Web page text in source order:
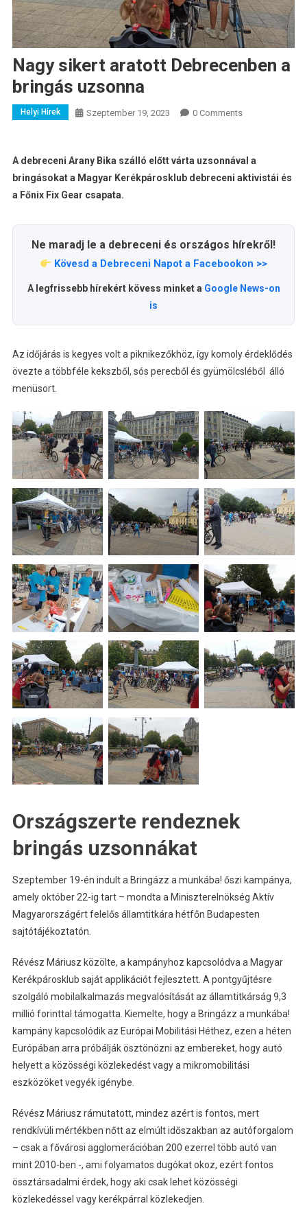
Nagy sikert aratott Debrecenben a
bringás uzsonna
Helyi Hírek Szeptember 19, 2023 0 Comments
A debreceni Arany Bika szálló előtt várta uzsonnával a
bringásokat a Magyar Kerékpárosklub debreceni aktivistái és
a Főnix Fix Gear csapata.
Ne maradj le a debreceni és országos hírekről!
Kövesd a Debreceni Napot a Facebookon >>
A legfrissebb hírekért kövess minket a Google News-on
is
Az időjárás is kegyes volt a piknikezőkhöz, így komoly érdeklődés
övezte a többféle kekszből, sós perecből és gyümölcsléből álló
menüsort.
Országszerte rendeznek
bringás uzsonnákat
Szeptember 19-én indult a Bringázz a munkába! őszi kampánya,
amely október 22-ig tart – mondta a Miniszterelnökség Aktív
Magyarországért felelős államtitkára hétfőn Budapesten
sajtótájékoztatón.
Révész Máriusz közölte, a kampányhoz kapcsolódva a Magyar
Kerékpárosklub saját applikációt fejlesztett. A pontgyűjtésre
szolgáló mobilalkalmazás megvalósítását az államtitkárság 9,3
millió forinttal támogatta. Kiemelte, hogy a Bringázz a munkába!
kampány kapcsolódik az Európai Mobilitási Héthez, ezen a héten
Európában arra próbálják ösztönözni az embereket, hogy autó
helyett a közösségi közlekedést vagy a mikromobilitási
eszközöket vegyék igénybe.
Révész Máriusz rámutatott, mindez azért is fontos, mert
rendkívüli mértékben nőtt az elmúlt időszakban az autóforgalom
– csak a fővárosi agglomerációban 200 ezerrel több autó van
mint 2010-ben -, ami folyamatos dugókat okoz, ezért fontos
össztársadalmi érdek, hogy aki csak lehet közösségi
közlekedéssel vagy kerékpárral közlekedjen.